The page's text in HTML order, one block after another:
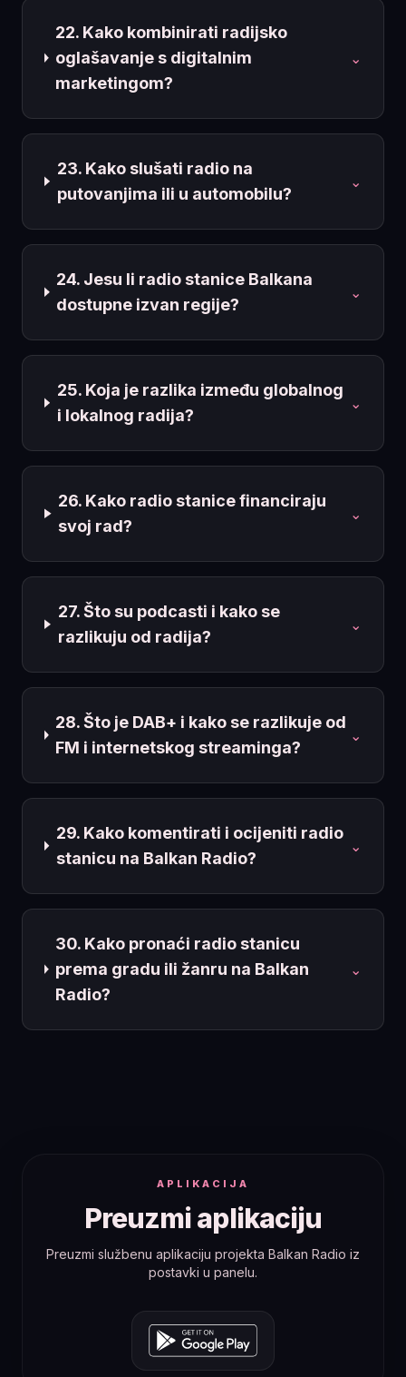
22. Kako kombinirati radijsko
oglašavanje s digitalnim
marketingom?
⌄
23. Kako slušati radio na
putovanjima ili u automobilu?
⌄
24. Jesu li radio stanice Balkana
dostupne izvan regije?
⌄
25. Koja je razlika između globalnog
i lokalnog radija?
⌄
26. Kako radio stanice financiraju
svoj rad?
⌄
27. Što su podcasti i kako se
razlikuju od radija?
⌄
28. Što je DAB+ i kako se razlikuje od
FM i internetskog streaminga?
⌄
29. Kako komentirati i ocijeniti radio
stanicu na Balkan Radio?
⌄
30. Kako pronaći radio stanicu
prema gradu ili žanru na Balkan
Radio?
⌄
APLIKACIJA
Preuzmi aplikaciju
Preuzmi službenu aplikaciju projekta Balkan Radio iz
postavki u panelu.